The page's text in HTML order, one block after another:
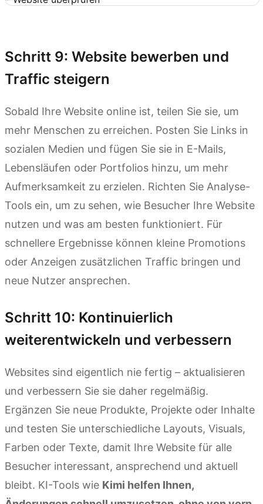
Schritt 9: Website bewerben und
Traffic steigern
Sobald Ihre Website online ist, teilen Sie sie, um
mehr Menschen zu erreichen. Posten Sie Links in
sozialen Medien und fügen Sie sie in E-Mails,
Lebensläufen oder Portfolios hinzu, um mehr
Aufmerksamkeit zu erzielen. Richten Sie Analyse-
Tools ein, um zu sehen, wie Besucher Ihre Website
nutzen und was am besten funktioniert. Für
schnellere Ergebnisse können kleine Promotions
oder Anzeigen zusätzlichen Traffic bringen und
neue Nutzer ansprechen.
Schritt 10: Kontinuierlich
weiterentwickeln und verbessern
Websites sind eigentlich nie fertig – aktualisieren
und verbessern Sie sie daher regelmäßig.
Ergänzen Sie neue Produkte, Projekte oder Inhalte
und testen Sie unterschiedliche Layouts, Visuals,
Farben oder Texte, damit Ihre Website für alle
Besucher interessant, ansprechend und aktuell
bleibt. KI-Tools wie Kimi helfen Ihnen,